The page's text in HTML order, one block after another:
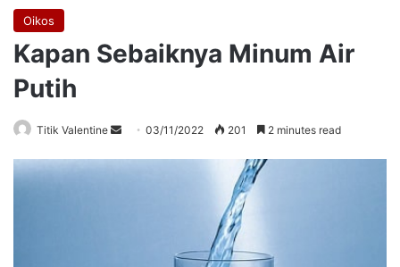
Oikos
Kapan Sebaiknya Minum Air
Putih
Titik Valentine
Send03/11/2022 201 2 minutes read